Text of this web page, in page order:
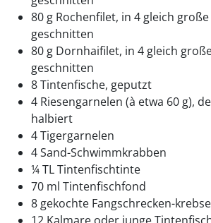
80 g Rochenﬁlet, in 4 gleich
geschnitten
80 g Dornhaiﬁlet, in 4 gleich
geschnitten
8 Tintenﬁsche, geputzt
4 Riesengarnelen (à etwa 60 g),
halbiert
4 Tigergarnelen
4 Sand-Schwimmkrabben
¼ TL Tintenﬁschtinte
70 ml Tintenﬁschfond
8 gekochte Fangschrecken-